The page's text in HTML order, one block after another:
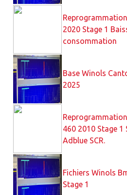
2020 Stage 1
consommation
Base Winols
2025
460 2010 Stage 1
Adblue SCR.
Fichiers Winols
Stage 1